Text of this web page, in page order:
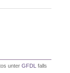
unter GFDL falls